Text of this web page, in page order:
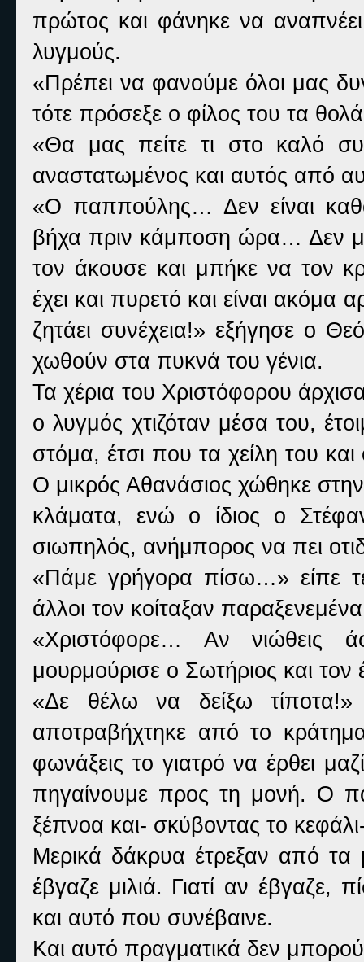
πρώτος και φάνηκε να αναπνέει
λυγμούς.
«Πρέπει να φανούμε όλοι μας
τότε πρόσεξε ο φίλος του τα
«Θα μας πείτε τι στο καλό
αναστατωμένος και αυτός από
«Ο παππούλης… Δεν είναι
βήχα πριν κάμποση ώρα… Δεν
τον άκουσε και μπήκε να τον
έχει και πυρετό και είναι ακόμα
ζητάει συνέχεια!» εξήγησε ο
χωθούν στα πυκνά του γένια.
Τα χέρια του Χριστόφορου
ο λυγμός χτιζόταν μέσα του,
στόμα, έτσι που τα χείλη του
Ο μικρός Αθανάσιος χώθηκε
κλάματα, ενώ ο ίδιος ο
σιωπηλός, ανήμπορος να πει
«Πάμε γρήγορα πίσω…» είπε
άλλοι τον κοίταξαν
«Χριστόφορε… Αν νιώθεις
μουρμούρισε ο Σωτήριος και
«Δε θέλω να δείξω
αποτραβήχτηκε από το
φωνάξεις το γιατρό να έρθει
πηγαίνουμε προς τη μονή. Ο
ξέπνοα και- σκύβοντας το
Μερικά δάκρυα έτρεξαν από τα
έβγαζε μιλιά. Γιατί αν έβγαζε,
και αυτό που συνέβαινε.
Και αυτό πραγματικά δεν